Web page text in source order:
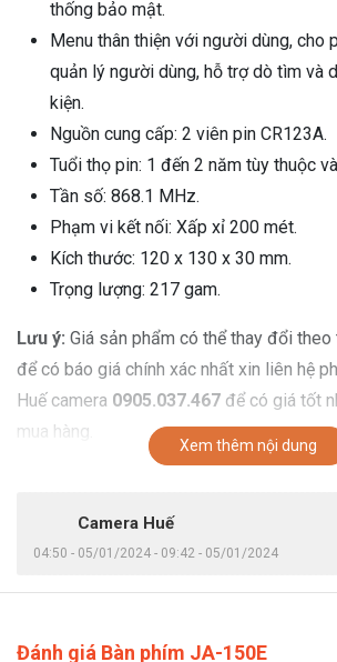
thống bảo mật.
Menu thân thiện với người dùng, cho
quản lý người dùng, hỗ trợ dò tìm và
kiện.
Nguồn cung cấp: 2 viên pin CR123A.
Tuổi thọ pin: 1 đến 2 năm tùy thuộc
Tần số: 868.1 MHz.
Phạm vi kết nối: Xấp xỉ 200 mét.
Kích thước: 120 x 130 x 30 mm.
Trọng lượng: 217 gam.
Lưu ý: Giá sản phẩm có thể thay đổi
để có báo giá chính xác nhất xin liên hệ
Huế camera 0905.037.467 để có giá tốt
mua hàng.
Xem thêm nội dung
Camera Huế
04:50 - 05/01/2024 - 09:42 - 05/01/2024
Đánh giá Bàn phím JA-150E